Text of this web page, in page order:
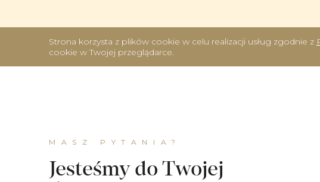
Strona korzysta z plików cookie w celu realizacji usług zgodnie z
cookie w Twojej przeglądarce.
MASZ PYTANIA?
Jesteśmy do Twojej